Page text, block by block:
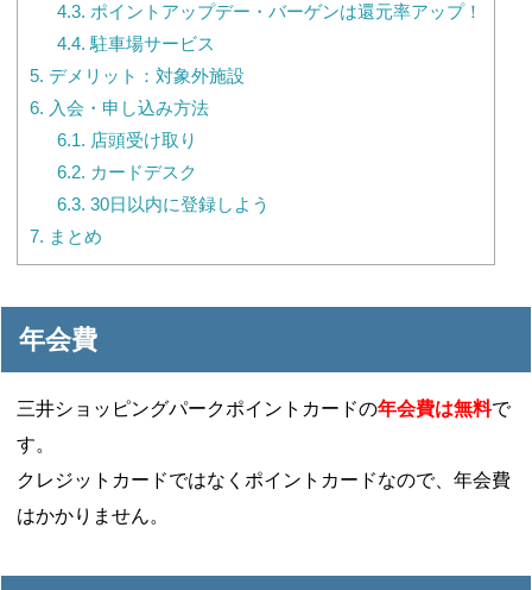
4.3. ポイントアップデー・バーゲンは還元率アップ！
4.4. 駐車場サービス
5. デメリット：対象外施設
6. 入会・申し込み方法
6.1. 店頭受け取り
6.2. カードデスク
6.3. 30日以内に登録しよう
7. まとめ
年会費
三井ショッピングパークポイントカードの年会費は無料で
す。
クレジットカードではなくポイントカードなので、年会費
はかかりません。